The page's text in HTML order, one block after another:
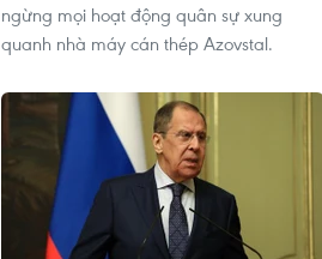
ngừng mọi hoạt động quân sự xung
quanh nhà máy cán thép Azovstal.